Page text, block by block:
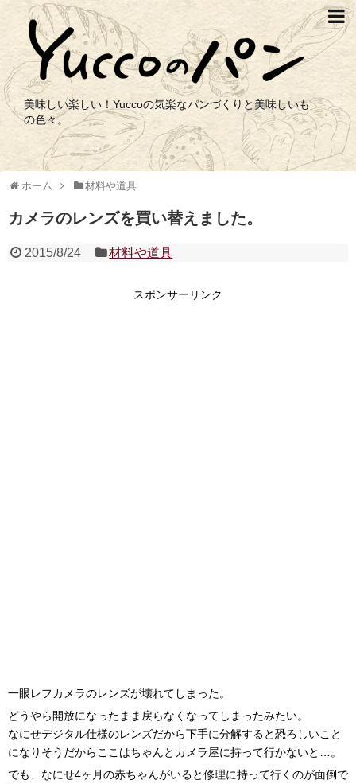
美味しい楽しい！Yuccoの気楽なパンづくりと美味しいも
の色々。
ホーム 材料や道具
カメラのレンズを買い替えました。
2015/8/24 材料や道具
スポンサーリンク
一眼レフカメラのレンズが壊れてしまった。
どうやら開放になったまま戻らなくなってしまったみたい。
なにせデジタル仕様のレンズだから下手に分解すると恐ろしいこと
になりそうだからここはちゃんとカメラ屋に持って行かないと…。
でも、なにせ4ヶ月の赤ちゃんがいると修理に持って行くのが面倒で